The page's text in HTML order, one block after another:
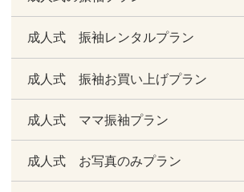
成人式 振袖レンタルプラン
成人式 振袖お買い上げプラン
成人式 ママ振袖プラン
成人式 お写真のみプラン